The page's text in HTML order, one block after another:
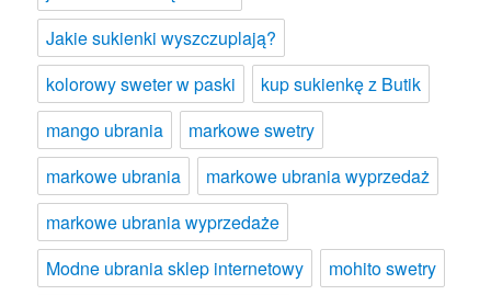
Jakie sukienki wyszczuplają?
kolorowy sweter w paski
kup sukienkę z Butik
mango ubrania
markowe swetry
markowe ubrania
markowe ubrania wyprzedaż
markowe ubrania wyprzedaże
Modne ubrania sklep internetowy
mohito swetry